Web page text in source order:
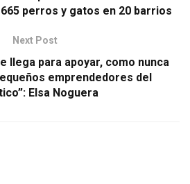
perros y gatos en 20 barrios
Next Post
llega para apoyar, como nunca
emprendedores del
Elsa Noguera